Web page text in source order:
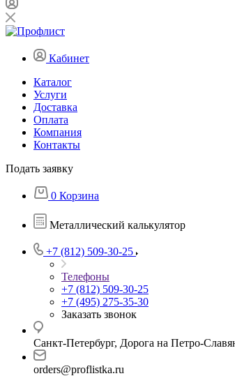
Кабинет
Каталог
Услуги
Доставка
Оплата
Компания
Контакты
Подать заявку
0 Корзина
Металлический калькулятор
+7 (812) 509-30-25
Телефоны
+7 (812) 509-30-25
+7 (495) 275-35-30
Заказать звонок
Санкт-Петербург, Дорога на Петро-
orders@proflistka.ru